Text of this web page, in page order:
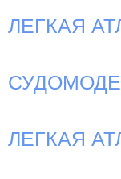
ЛЕГКАЯ
ЛЕГКАЯ